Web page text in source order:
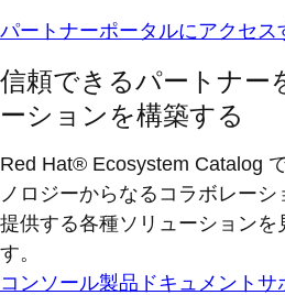
パートナーポータルにアクセス
信頼できるパートナー
ーションを構築する
Red Hat® Ecosystem Catalog
ノロジーからなるコラボレー
提供する各種ソリューションを
す。
コンソール製品ドキュメント サ